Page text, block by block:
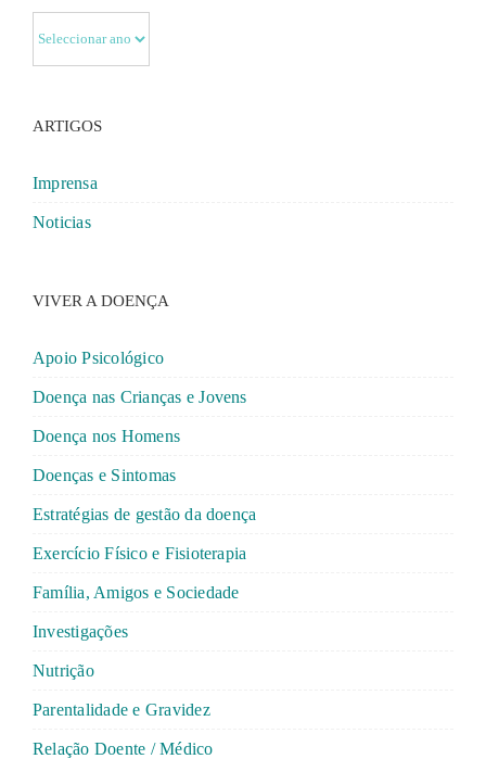
ARTIGOS
Imprensa
Noticias
VIVER A DOENÇA
Apoio Psicológico
Doença nas Crianças e Jovens
Doença nos Homens
Doenças e Sintomas
Estratégias de gestão da doença
Exercício Físico e Fisioterapia
Família, Amigos e Sociedade
Investigações
Nutrição
Parentalidade e Gravidez
Relação Doente / Médico